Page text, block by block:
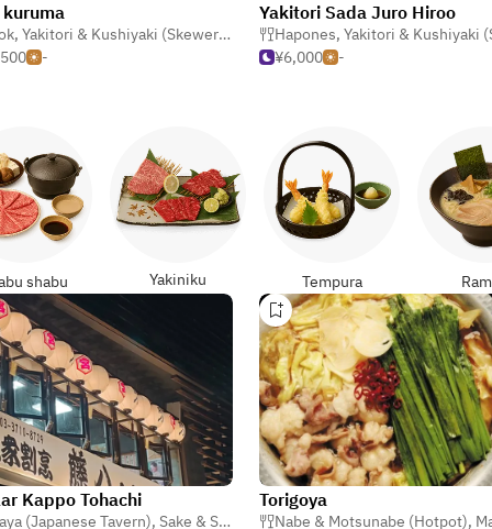
, Yakitori & Kushiyaki (Skewers)
Bar ng Alak
-
Yakitori Sada Juro Hiroo
Hapones, Yakitori & Kushiyaki
¥6,000
-
shabu Yakiniku Tempura
Kappo Tohachi
(Japanese Tavern), Sake & Shochu Bar ,Yakitori & Kushiyaki
Torigoya
Nabe & Motsunabe (Hotpot),